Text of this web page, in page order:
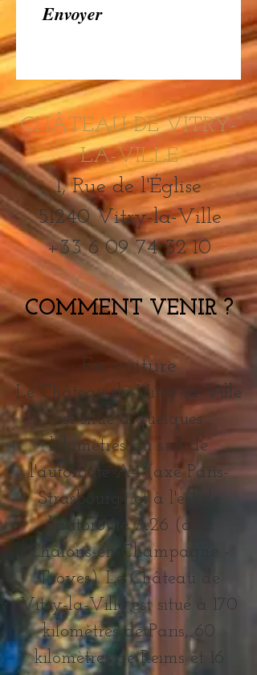
Envoyer
CHÂTEAU DE VITRY-
LA-VILLE
1, Rue de l'Église
51240 Vitry-la-Ville
+33 6 09 74 32 10
COMMENT VENIR ?
En voiture
Le Château de Vitry-la-Ville
est situé à quelques
kilomètres au sud de
l'autoroute A4 (axe Paris-
Strasbourg) et à l'est de
l'autoroute A26 (axe
Châlons-en-Champagne -
Troyes). Le Château de
Vitry-la-Ville est situé à 170
kilomètres de Paris, 60
kilomètres de Reims et 16